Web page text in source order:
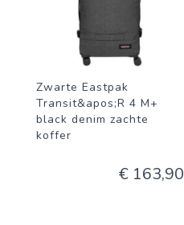
Zwarte Eastpak
Transit&apos;R 4 M+
black denim zachte
koffer
€ 163,90